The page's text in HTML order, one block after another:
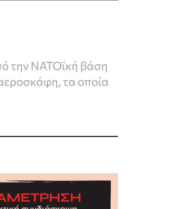
την ΝΑΤΟϊκή βάση
τα οποία